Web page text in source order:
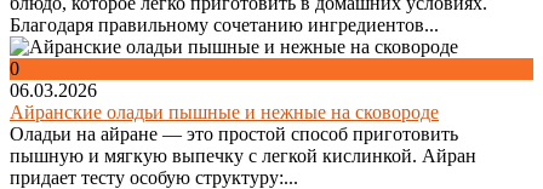
Благодаря правильному сочетанию ингредиентов...
0
06.03.2026
Айранские оладьи пышные и нежные на сковороде
Оладьи на айране — это простой способ приготовить
пышную и мягкую выпечку с легкой кислинкой. Айран
придает тесту особую структуру:...